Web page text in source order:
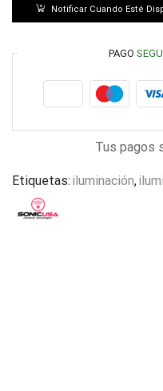
Notificar Cuando Esté
PAGO
Tus pagos
Etiquetas: iluminación,